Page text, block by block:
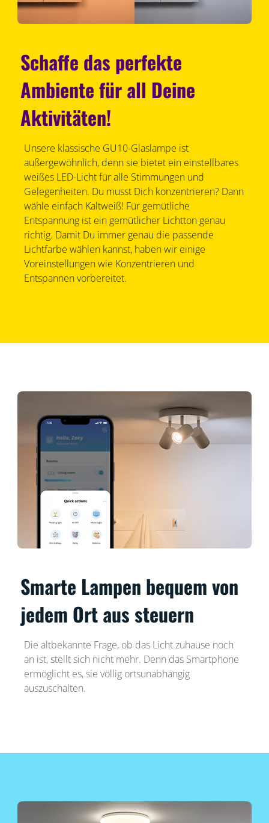
Schaffe das perfekte
Ambiente für all Deine
Aktivitäten!
Unsere klassische GU10-Glaslampe ist
außergewöhnlich, denn sie bietet ein einstellbares
weißes LED-Licht für alle Stimmungen und
Gelegenheiten. Du musst Dich konzentrieren? Dann
wähle einfach Kaltweiß! Für gemütliche
Entspannung ist ein gemütlicher Lichtton genau
richtig. Damit Du immer genau die passende
Lichtfarbe wählen kannst, haben wir einige
Voreinstellungen wie Konzentrieren und
Entspannen vorbereitet.
Smarte Lampen bequem von
jedem Ort aus steuern
Die altbekannte Frage, ob das Licht zuhause noch
an ist, stellt sich nicht mehr. Denn das Smartphone
ermöglicht es, sie völlig ortsunabhängig
auszuschalten.